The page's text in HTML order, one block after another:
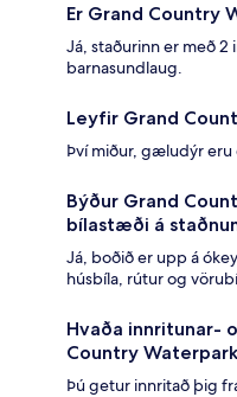
Er Grand Country
Já, staðurinn er með 2
barnasundlaug.
Leyfir Grand
Því miður, gæludýr eru
Býður Grand
bílastæði á
Já, boðið er upp á
húsbíla, rútur og
Hvaða innritunar-
Country
Þú getur innritað þig